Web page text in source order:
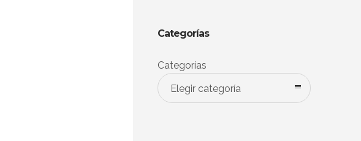
Categorías
Categorías
Elegir categoría